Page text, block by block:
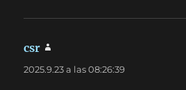
csr
2025.9.23 a las 08:26:39